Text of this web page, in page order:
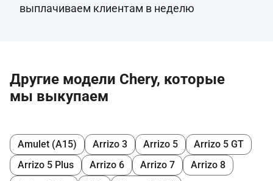
выплачиваем клиентам в неделю
Другие модели Chery, которые
мы выкупаем
Amulet (A15) Arrizo 3 Arrizo 5
Arrizo 5 GT
Arrizo 5 Plus
Arrizo 6 Arrizo 7
Arrizo 8